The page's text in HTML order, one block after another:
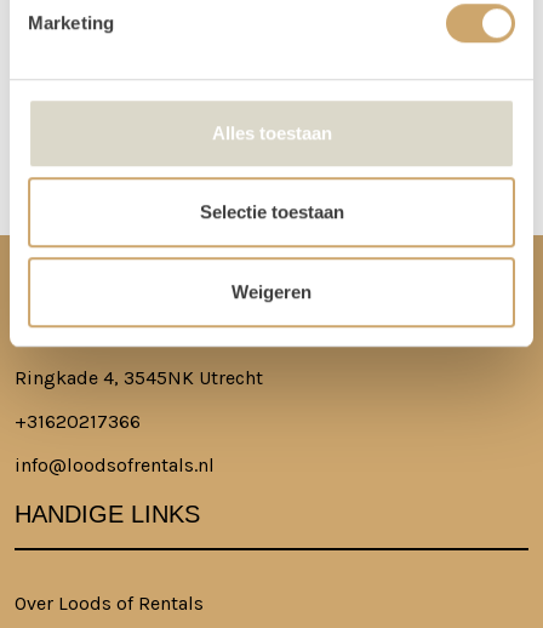
Marketing
Alles toestaan
Selectie toestaan
Weigeren
spullen.
Disclaimer: Dit product is een verhuurproduct en kan gebruikssporen bevatten zoals krassen, deuken
Ringkade 4, 3545NK Utrecht
+31620217366
info@loodsofrentals.nl
HANDIGE LINKS
Over Loods of Rentals